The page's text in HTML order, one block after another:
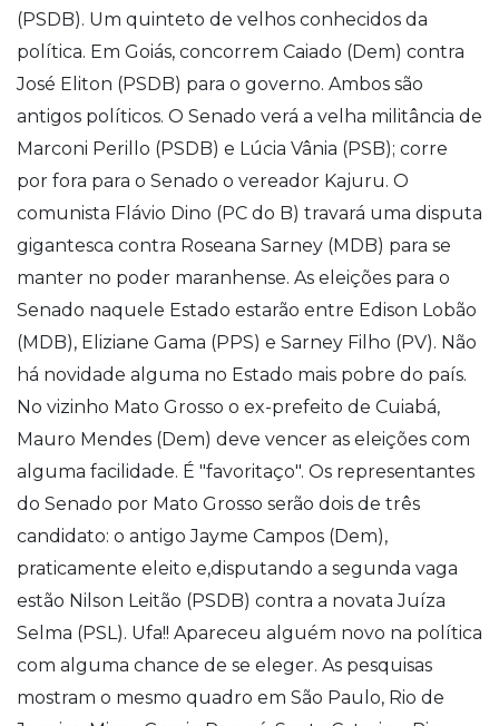
(PSDB). Um quinteto de velhos conhecidos da
política. Em Goiás, concorrem Caiado (Dem) contra
José Eliton (PSDB) para o governo. Ambos são
antigos políticos. O Senado verá a velha militância de
Marconi Perillo (PSDB) e Lúcia Vânia (PSB); corre
por fora para o Senado o vereador Kajuru. O
comunista Flávio Dino (PC do B) travará uma disputa
gigantesca contra Roseana Sarney (MDB) para se
manter no poder maranhense. As eleições para o
Senado naquele Estado estarão entre Edison Lobão
(MDB), Eliziane Gama (PPS) e Sarney Filho (PV). Não
há novidade alguma no Estado mais pobre do país.
No vizinho Mato Grosso o ex-prefeito de Cuiabá,
Mauro Mendes (Dem) deve vencer as eleições com
alguma facilidade. É "favoritaço". Os representantes
do Senado por Mato Grosso serão dois de três
candidato: o antigo Jayme Campos (Dem),
praticamente eleito e,disputando a segunda vaga
estão Nilson Leitão (PSDB) contra a novata Juíza
Selma (PSL). Ufa!! Apareceu alguém novo na política
com alguma chance de se eleger. As pesquisas
mostram o mesmo quadro em São Paulo, Rio de